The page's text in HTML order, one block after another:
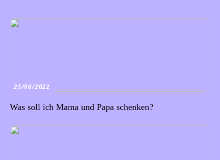
25/06/2022
Was soll ich Mama und Papa schenken?